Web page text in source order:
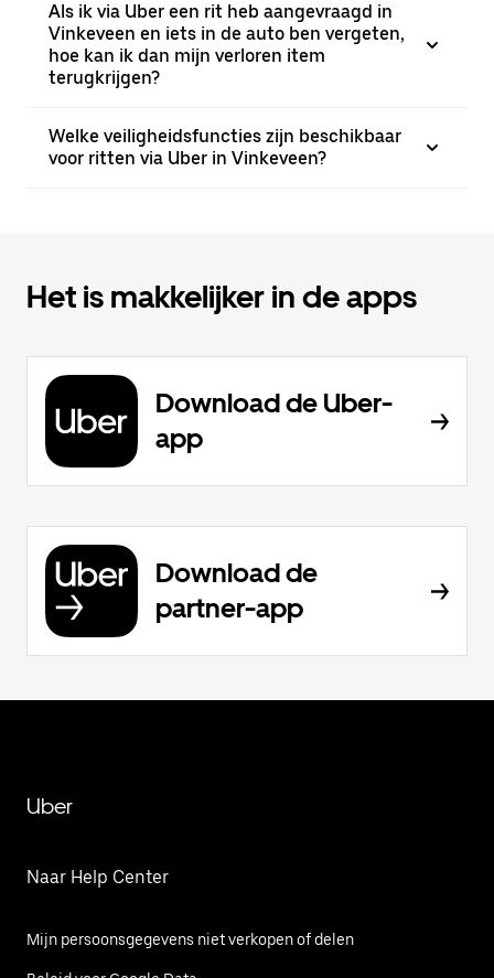
Als ik via Uber een rit heb aangevraagd in
Vinkeveen en iets in de auto ben vergeten,
hoe kan ik dan mijn verloren item
terugkrijgen?
Welke veiligheidsfuncties zijn beschikbaar
voor ritten via Uber in Vinkeveen?
Het is makkelijker in de apps
Download de Uber-
app
Download de
partner-app
Uber
Naar Help Center
Mijn persoonsgegevens niet verkopen of delen